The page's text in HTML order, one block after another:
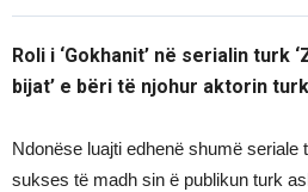
Roli i ‘Gokhanit’ në serialin turk
bijat’ e bëri të njohur aktorin
Ndonëse luajti edhenë shumë seriale
sukses të madh sin ë publikun turk